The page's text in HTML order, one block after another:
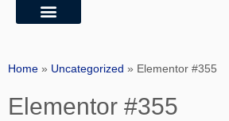
Home » Uncategorized » Elementor #355
Elementor #355